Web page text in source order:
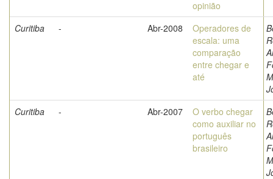
opinião
Curitiba - Abr-2008
Operadores de
escala: uma
comparação
entre chegar e
até
Curitiba
- Abr-2007
O verbo chegar
como auxiliar no
português
brasileiro